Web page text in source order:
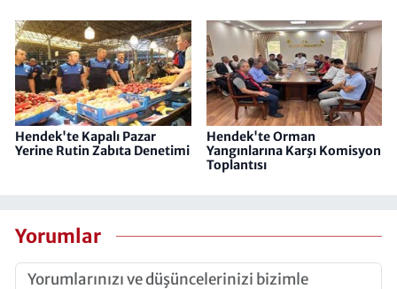
Hendek'te Kapalı Pazar
Yerine Rutin Zabıta Denetimi
Hendek'te Orman
Yangınlarına Karşı Komisyon
Toplantısı
Yorumlar